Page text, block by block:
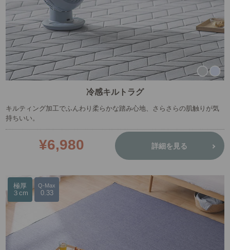
冷感キルトラグ
キルティング加工でふんわり柔らかな踏み心地、さらさらの肌触りが気
持ちいい。
¥6,980 詳細を見る
極厚
３cm
Q-Max
0.33